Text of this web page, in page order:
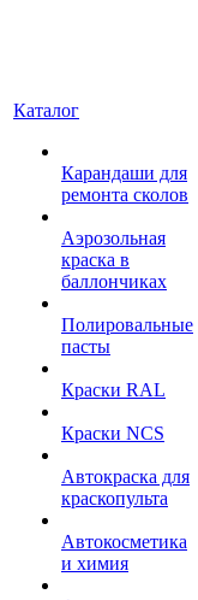
Каталог
Карандаши для
ремонта сколов
Аэрозольная
краска в
баллончиках
Полировальные
пасты
Краски RAL
Краски NCS
Автокраска для
краскопульта
Автокосметика
и химия